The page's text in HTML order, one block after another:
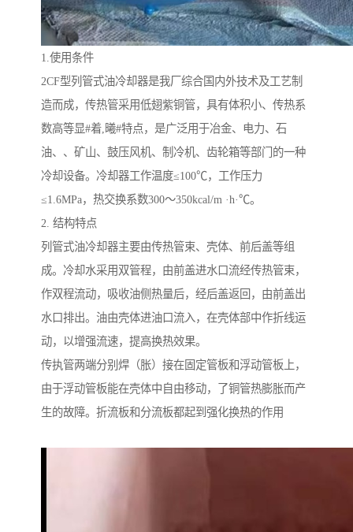
1.使用条件
2CF型列管式油冷却器是我厂综合国内外技术及工艺制
造而成，传热管采用低翅紫铜管，具有体积小、传热系
数高等显#着,曦#特点，是广泛用于冶金、电力、石
油、、矿山、鼓压风机、制冷机、齿轮箱等部门的一种
冷却设备。冷却器工作温度≤100℃，工作压力
≤1.6MPa，热交换系数300～350kcal/m ·h·℃。
2. 结构特点
列管式油冷却器主要由传热管束、壳体、前后盖等组
成。冷却水采用双管程，由前盖进水口流经传热管束，
作双程流动，吸收油侧热量后，经后盖返回，由前盖出
水口排出。油由壳体进油口流入，在壳体部中作折线运
动，以增强流速，提高换热效果。
传执管两端分别焊（胀）接在固定管板和浮动管板上，
由于浮动管板能在壳体中自由移动，了铜管热膨胀而产
生的故障。折流板和分流板都起到强化换热的作用